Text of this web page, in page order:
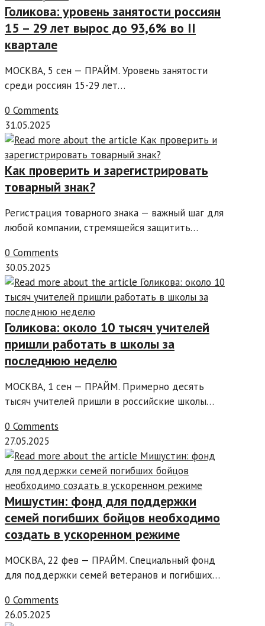
Голикова: уровень занятости россиян
15 – 29 лет вырос до 93,6% во II
квартале
МОСКВА, 5 сен — ПРАЙМ. Уровень занятости
среди россиян 15-29 лет…
0 Comments
31.05.2025
Как проверить и зарегистрировать
товарный знак?
Регистрация товарного знака — важный шаг для
любой компании, стремящейся защитить…
0 Comments
30.05.2025
Голикова: около 10 тысяч учителей
пришли работать в школы за
последнюю неделю
МОСКВА, 1 сен — ПРАЙМ. Примерно десять
тысяч учителей пришли в российские школы…
0 Comments
27.05.2025
Мишустин: фонд для поддержки
семей погибших бойцов необходимо
создать в ускоренном режиме
МОСКВА, 22 фев — ПРАЙМ. Специальный фонд
для поддержки семей ветеранов и погибших…
0 Comments
26.05.2025